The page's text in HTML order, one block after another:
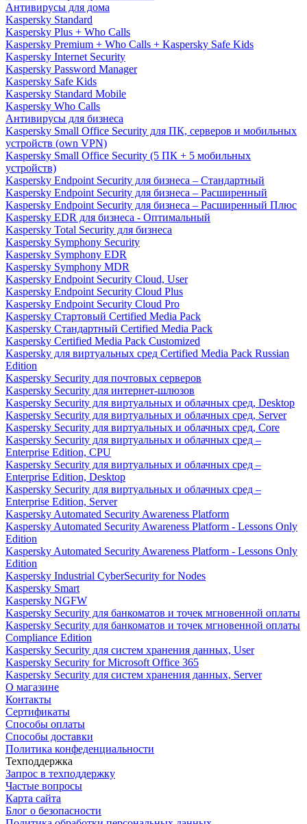
Антивирусы для дома
Kaspersky Standard
Kaspersky Plus + Who Calls
Kaspersky Premium + Who Calls + Kaspersky Safe Kids
Kaspersky Internet Security
Kaspersky Password Manager
Kaspersky Safe Kids
Kaspersky Standard Mobile
Kaspersky Who Calls
Антивирусы для бизнеса
Kaspersky Small Office Security для ПК, серверов и мобильных
устройств (own VPN)
Kaspersky Small Office Security (5 ПК + 5 мобильных
устройств)
Kaspersky Endpoint Security для бизнеса – Стандартный
Kaspersky Endpoint Security для бизнеса – Расширенный
Kaspersky Endpoint Security для бизнеса – Расширенный Плюс
Kaspersky EDR для бизнеса - Оптимальный
Kaspersky Total Security для бизнеса
Kaspersky Symphony Security
Kaspersky Symphony EDR
Kaspersky Symphony MDR
Kaspersky Endpoint Security Cloud, User
Kaspersky Endpoint Security Cloud Plus
Kaspersky Endpoint Security Cloud Pro
Kaspersky Стартовый Certified Media Pack
Kaspersky Стандартный Certified Media Pack
Kaspersky Certified Media Pack Customized
Kaspersky для виртуальных сред Certified Media Pack Russian
Edition
Kaspersky Security для почтовых серверов
Kaspersky Security для интернет-шлюзов
Kaspersky Security для виртуальных и облачных сред, Desktop
Kaspersky Security для виртуальных и облачных сред, Server
Kaspersky Security для виртуальных и облачных сред, Core
Kaspersky Security для виртуальных и облачных сред –
Enterprise Edition, CPU
Kaspersky Security для виртуальных и облачных сред –
Enterprise Edition, Desktop
Kaspersky Security для виртуальных и облачных сред –
Enterprise Edition, Server
Kaspersky Automated Security Awareness Platform
Kaspersky Automated Security Awareness Platform - Lessons Only
Edition
Kaspersky Automated Security Awareness Platform - Lessons Only
Edition
Kaspersky Industrial CyberSecurity for Nodes
Kaspersky Smart
Kaspersky NGFW
Kaspersky Security для банкоматов и точек мгновенной оплаты
Kaspersky Security для банкоматов и точек мгновенной оплаты
Compliance Edition
Kaspersky Security для систем хранения данных, User
Kaspersky Security for Microsoft Office 365
Kaspersky Security для систем хранения данных, Server
О магазине
Контакты
Сертификаты
Способы оплаты
Способы доставки
Политика конфеденциальности
Техподдержка
Запрос в техподдержку
Частые вопросы
Карта сайта
Блог о безопасности